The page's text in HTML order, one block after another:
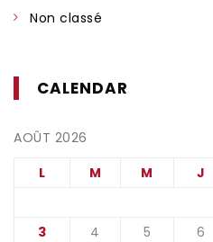
Non classé
CALENDAR
AOÛT 2026
L
M M J
3
4 5 6